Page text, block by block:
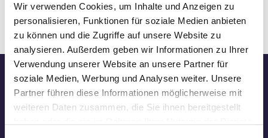
Wir verwenden Cookies, um Inhalte und Anzeigen zu
personalisieren, Funktionen für soziale Medien anbieten
zu können und die Zugriffe auf unsere Website zu
analysieren. Außerdem geben wir Informationen zu Ihrer
Verwendung unserer Website an unsere Partner für
soziale Medien, Werbung und Analysen weiter. Unsere
Partner führen diese Informationen möglicherweise mit
weiteren Daten zusammen, die Sie ihnen bereitgestellt
deviens un HARDWORKER. 'L'un des nôtres".
Job nicht gefunden.